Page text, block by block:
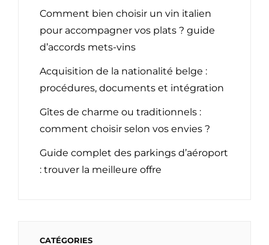
Comment bien choisir un vin italien
pour accompagner vos plats ? guide
d’accords mets-vins
Acquisition de la nationalité belge :
procédures, documents et intégration
Gîtes de charme ou traditionnels :
comment choisir selon vos envies ?
Guide complet des parkings d’aéroport
: trouver la meilleure offre
CATÉGORIES